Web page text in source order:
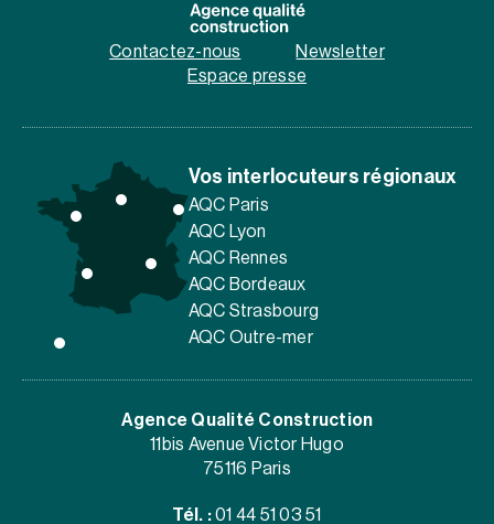
Contactez-nous
Newsletter
Espace presse
Vos interlocuteurs régionaux
AQC Paris
AQC Lyon
AQC Rennes
AQC Bordeaux
AQC Strasbourg
AQC Outre-mer
Agence Qualité Construction
11bis Avenue Victor Hugo
75116 Paris
Tél. : 01 44 51 03 51